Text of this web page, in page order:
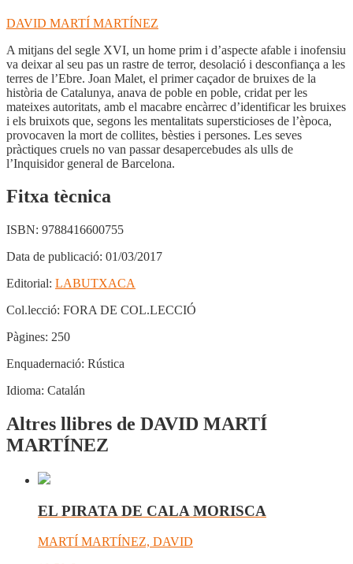
DAVID MARTÍ MARTÍNEZ
A mitjans del segle XVI, un home prim i d’aspecte afable i inofensiu
va deixar al seu pas un rastre de terror, desolació i desconfiança a les
terres de l’Ebre. Joan Malet, el primer caçador de bruixes de la
història de Catalunya, anava de poble en poble, cridat per les
mateixes autoritats, amb el macabre encàrrec d’identificar les bruixes
i els bruixots que, segons les mentalitats supersticioses de l’època,
provocaven la mort de collites, bèsties i persones. Les seves
pràctiques cruels no van passar desapercebudes als ulls de
l’Inquisidor general de Barcelona.
Fitxa tècnica
ISBN: 9788416600755
Data de publicació: 01/03/2017
Editorial: LABUTXACA
Col.lecció: FORA DE COL.LECCIÓ
Pàgines: 250
Enquadernació: Rústica
Idioma: Catalán
Altres llibres de DAVID MARTÍ
MARTÍNEZ
EL PIRATA DE CALA MORISCA
MARTÍ MARTÍNEZ, DAVID